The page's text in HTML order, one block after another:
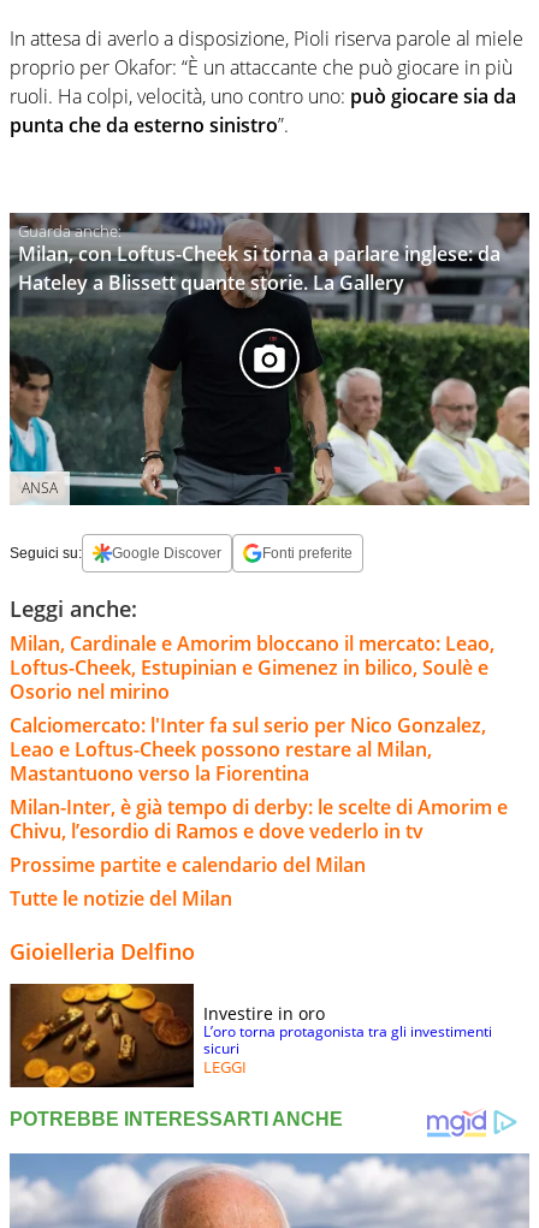
In attesa di averlo a disposizione, Pioli riserva parole al miele
proprio per Okafor: “È un attaccante che può giocare in più
ruoli. Ha colpi, velocità, uno contro uno: può giocare sia da
punta che da esterno sinistro”.
Milan, con Loftus-Cheek si torna a parlare inglese: da
Hateley a Blissett quante storie. La Gallery
ANSA
Seguici su: Google Discover Fonti preferite
Leggi anche:
Milan, Cardinale e Amorim bloccano il mercato: Leao,
Loftus-Cheek, Estupinian e Gimenez in bilico, Soulè e
Osorio nel mirino
Calciomercato: l'Inter fa sul serio per Nico Gonzalez,
Leao e Loftus-Cheek possono restare al Milan,
Mastantuono verso la Fiorentina
Milan-Inter, è già tempo di derby: le scelte di Amorim e
Chivu, l’esordio di Ramos e dove vederlo in tv
Prossime partite e calendario del Milan
Tutte le notizie del Milan
Gioielleria Delfino
Investire in oro
L’oro torna protagonista tra gli investimenti
sicuri
LEGGI